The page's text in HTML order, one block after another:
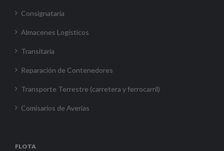
Consignataria
Almacenes Logísticos
Transitaria
Reparación de Contenedores
Transporte Terrestre (carretera y ferrocarril)
Comisarios de Averías
FLOTA